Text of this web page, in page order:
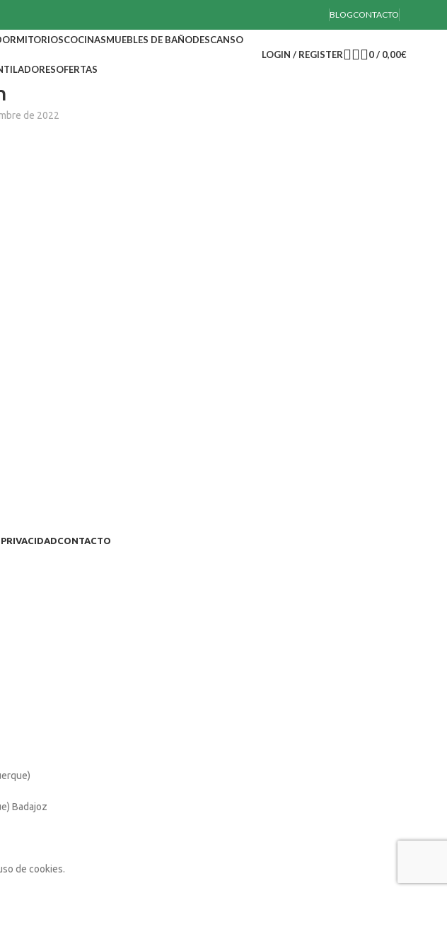
BLOGCONTACTO
COCINASMUEBLES DE BAÑODESCANSO
OFERTAS
LOGIN / REGISTER 0/ 0,00€
de 2022
CONTACTO
Badajoz
de cookies.